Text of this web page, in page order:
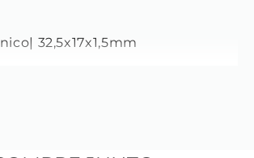
32,5x17x1,5mm
pois é necessário garantir que